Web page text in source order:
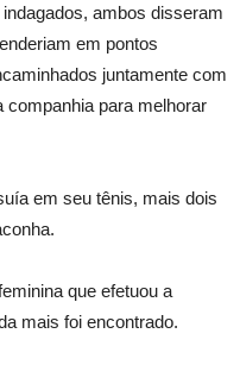
ambos disseram
em pontos
juntamente com
companhia para melhorar
em seu tênis, mais dois
que efetuou a
mais foi encontrado.